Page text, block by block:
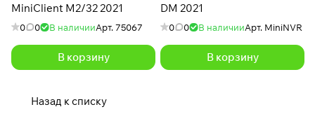
MiniClient M2/32 2021
0 0 В наличииАрт.75067
В корзину
DM 2021
0 0 В наличииАрт. MiniNVR
В корзину
Назад к списку